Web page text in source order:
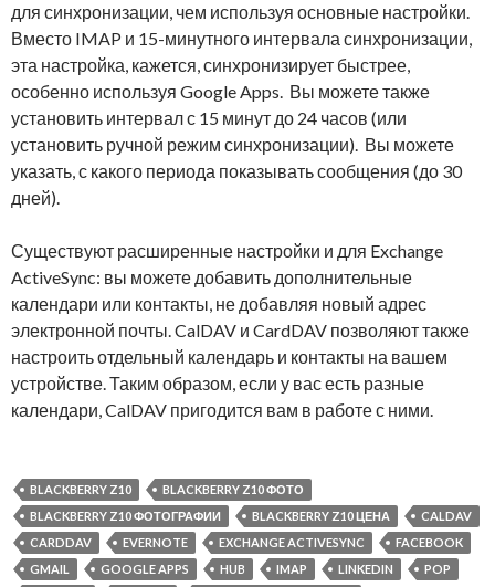
для синхронизации, чем используя основные настройки.
Вместо IMAP и 15-минутного интервала синхронизации,
эта настройка, кажется, синхронизирует быстрее,
особенно используя Google Apps. Вы можете также
установить интервал с 15 минут до 24 часов (или
установить ручной режим синхронизации). Вы можете
указать, с какого периода показывать сообщения (до 30
дней).
Существуют расширенные настройки и для Exchange
ActiveSync: вы можете добавить дополнительные
календари или контакты, не добавляя новый адрес
электронной почты. CalDAV и CardDAV позволяют также
настроить отдельный календарь и контакты на вашем
устройстве. Таким образом, если у вас есть разные
календари, CalDAV пригодится вам в работе с ними.
BLACKBERRY Z10
BLACKBERRY Z10 ФОТО
BLACKBERRY Z10 ФОТОГРАФИИ
BLACKBERRY Z10 ЦЕНА
CALDAV
CARDDAV
EVERNOTE EXCHANGE ACTIVESYNC
FACEBOOK
GMAIL
GOOGLE APPS HUB IMAP LINKEDIN
POP